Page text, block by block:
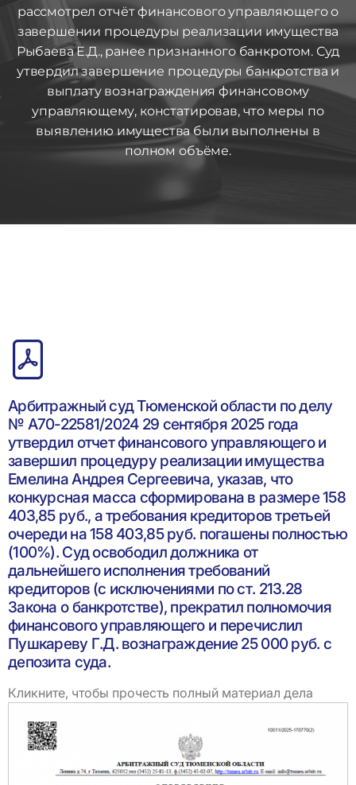
рассмотрел отчёт финансового управляющего о
завершении процедуры реализации имущества
Рыбаева Е.Д., ранее признанного банкротом. Суд
утвердил завершение процедуры банкротства и
выплату вознаграждения финансовому
управляющему, констатировав, что меры по
выявлению имущества были выполнены в
полном объёме.
Арбитражный суд Тюменской области по делу
№ А70-22581/2024 29 сентября 2025 года
утвердил отчет финансового управляющего и
завершил процедуру реализации имущества
Емелина Андрея Сергеевича, указав, что
конкурсная масса сформирована в размере 158
403,85 руб., а требования кредиторов третьей
очереди на 158 403,85 руб. погашены полностью
(100%). Суд освободил должника от
дальнейшего исполнения требований
кредиторов (с исключениями по ст. 213.28
Закона о банкротстве), прекратил полномочия
финансового управляющего и перечислил
Пушкареву Г.Д. вознаграждение 25 000 руб. с
депозита суда.
Кликните, чтобы прочесть полный материал дела